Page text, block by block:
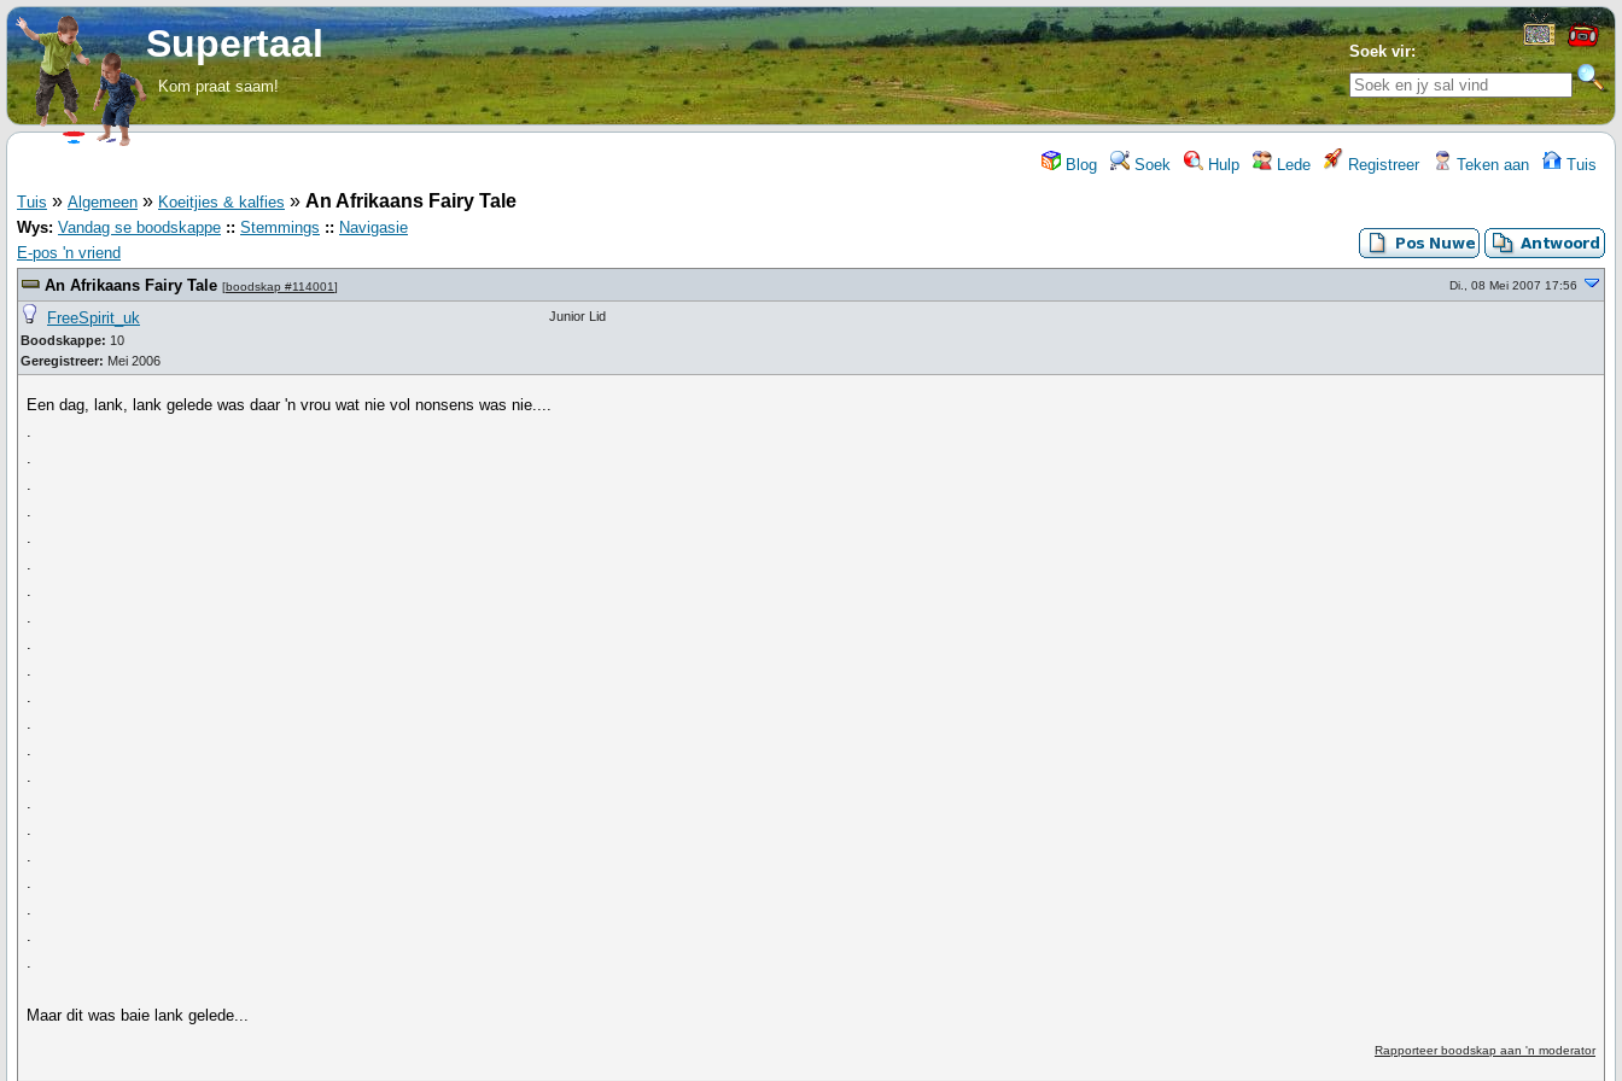
Soek vir:
Supertaal
Kom praat saam!
Blog Soek Hulp Lede Registreer Teken aan Tuis
Tuis » Algemeen » Koeitjies & kalfies » An Afrikaans Fairy Tale
Wys: Vandag se boodskappe :: Stemmings :: Navigasie
E-pos 'n vriend
An Afrikaans Fairy Tale [boodskap #114001] Di., 08 Mei 2007 17:56
FreeSpirit_uk
Boodskappe: 10
Geregistreer: Mei 2006
Junior Lid
Een dag, lank, lank gelede was daar 'n vrou wat nie vol nonsens was nie....
.
.
.
.
.
.
.
.
.
.
.
.
.
.
.
.
.
.
.
.
.
Maar dit was baie lank gelede...
Rapporteer boodskap aan 'n moderator